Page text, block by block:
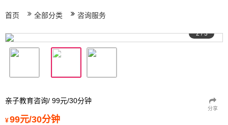
首页 全部分类 咨询服务
2/3
亲子教育咨询/ 99元/30分钟
分享
¥99元/30分钟